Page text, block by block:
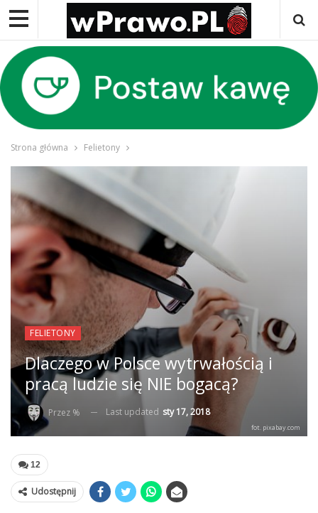
Strona główna Felietony
FELIETONY
Dlaczego w Polsce wytrwałością i
pracą ludzie się NIE bogacą?
Przez % Last updated sty 17, 2018
fot. pixabay.com
12
Udostępnij